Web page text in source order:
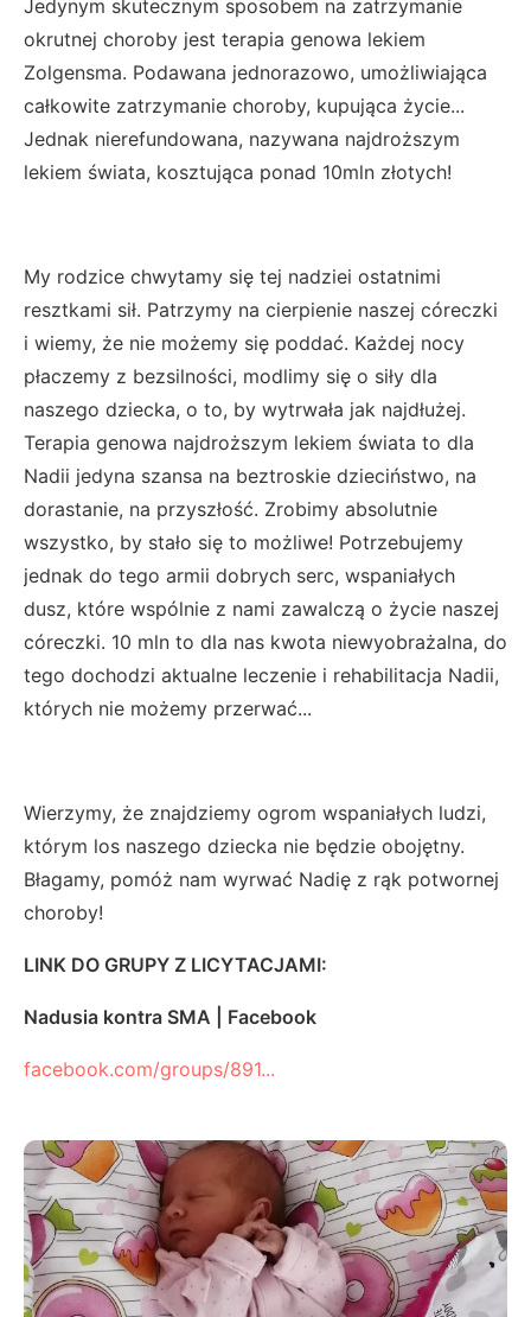
Jedynym skutecznym sposobem na zatrzymanie
okrutnej choroby jest terapia genowa lekiem
Zolgensma. Podawana jednorazowo, umożliwiająca
całkowite zatrzymanie choroby, kupująca życie...
Jednak nierefundowana, nazywana najdroższym
lekiem świata, kosztująca ponad 10mln złotych!
My rodzice chwytamy się tej nadziei ostatnimi
resztkami sił. Patrzymy na cierpienie naszej córeczki
i wiemy, że nie możemy się poddać. Każdej nocy
płaczemy z bezsilności, modlimy się o siły dla
naszego dziecka, o to, by wytrwała jak najdłużej.
Terapia genowa najdroższym lekiem świata to dla
Nadii jedyna szansa na beztroskie dzieciństwo, na
dorastanie, na przyszłość. Zrobimy absolutnie
wszystko, by stało się to możliwe! Potrzebujemy
jednak do tego armii dobrych serc, wspaniałych
dusz, które wspólnie z nami zawalczą o życie naszej
córeczki. 10 mln to dla nas kwota niewyobrażalna, do
tego dochodzi aktualne leczenie i rehabilitacja Nadii,
których nie możemy przerwać...
Wierzymy, że znajdziemy ogrom wspaniałych ludzi,
którym los naszego dziecka nie będzie obojętny.
Błagamy, pomóż nam wyrwać Nadię z rąk potwornej
choroby!
LINK DO GRUPY Z LICYTACJAMI:
Nadusia kontra SMA | Facebook
facebook.com/groups/891...